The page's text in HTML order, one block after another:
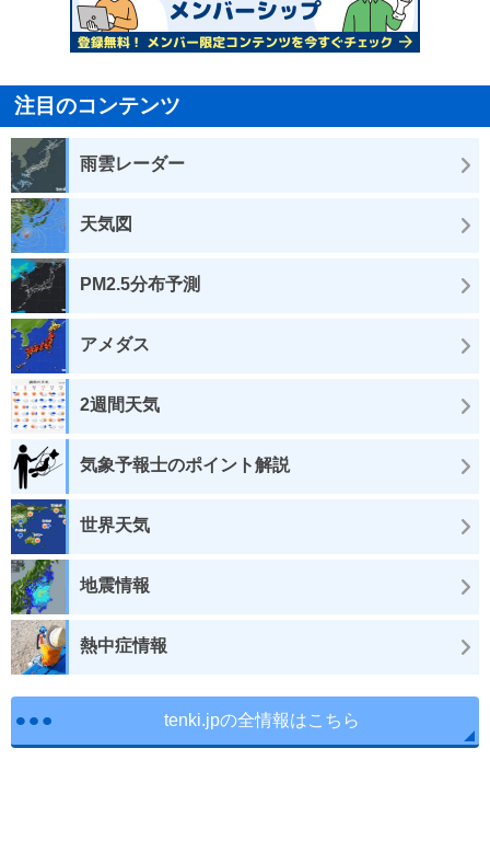
注目のコンテンツ
雨雲レーダー
天気図
PM2.5分布予測
アメダス
2週間天気
気象予報士のポイント解説
世界天気
地震情報
熱中症情報
tenki.jpの全情報はこちら